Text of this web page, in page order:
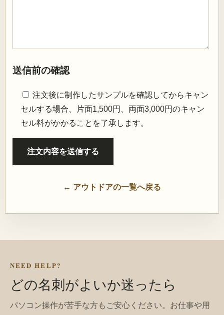
送信前の確認
注文後に制作したサンプルを確認してからキャン
セルする場合、片面1,500円、両面3,000円のキャン
セル料がかかることを了承します。
← アウトドアの一覧へ戻る
NEED HELP?
どの名刺がよいか迷ったら
パソコン操作が苦手な方もご安心ください。お仕事や用